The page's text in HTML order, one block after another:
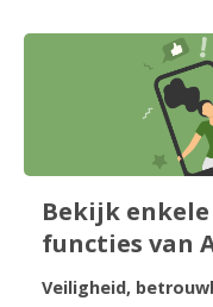
Bekijk
functies van
Veiligheid,